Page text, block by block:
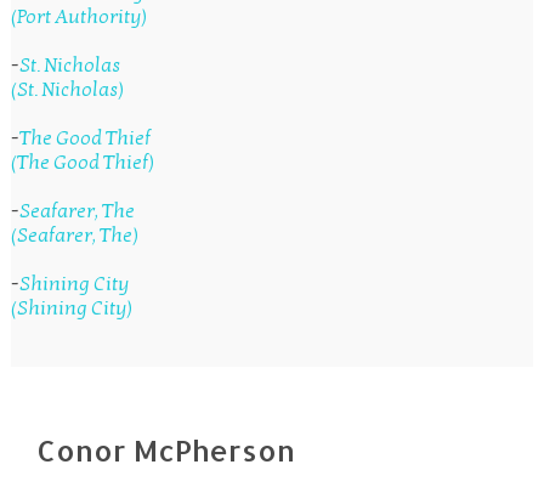
(Port Authority)
-St. Nicholas
(St. Nicholas)
-The Good Thief
(The Good Thief)
-Seafarer, The
(Seafarer, The)
-Shining City
(Shining City)
Conor McPherson